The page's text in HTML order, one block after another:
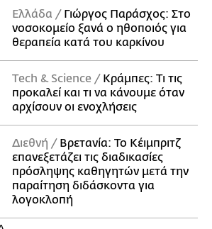
Ελλάδα
Γιώργος Παράσχος: Στο
νοσοκομείο ξανά ο ηθοποιός για
θεραπεία κατά του καρκίνου
Τech & Science
Κράμπες: Τι τις
προκαλεί και τι να κάνουμε όταν
αρχίσουν οι ενοχλήσεις
Διεθνή
Βρετανία: Το Κέιμπριτζ
επανεξετάζει τις διαδικασίες
πρόσληψης καθηγητών μετά την
παραίτηση διδάσκοντα για
λογοκλοπή